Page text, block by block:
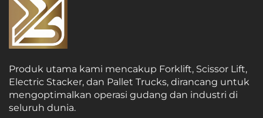
Produk utama kami mencakup Forklift, Scissor Lift,
Electric Stacker, dan Pallet Trucks, dirancang untuk
mengoptimalkan operasi gudang dan industri di
seluruh dunia.